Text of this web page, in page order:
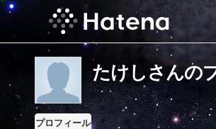
たけしさんの
プロフィール